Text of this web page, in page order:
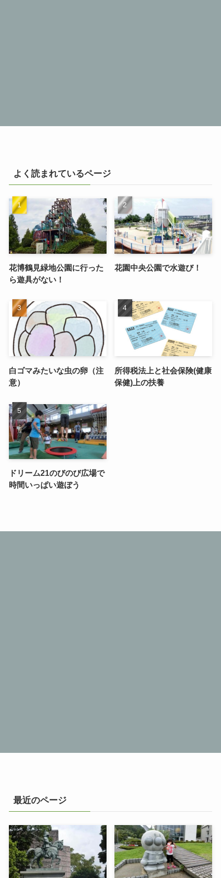
よく読まれているページ
花博鶴見緑地公園に行った
ら遊具がない！
花園中央公園で水遊び！
白ゴマみたいな虫の卵（注
意）
所得税法上と社会保険(健康
保健)上の扶養
ドリーム21のびのび広場で
時間いっぱい遊ぼう
最近のページ